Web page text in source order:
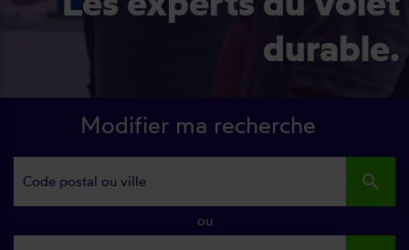
durable.
Modifier ma recherche
search
ou